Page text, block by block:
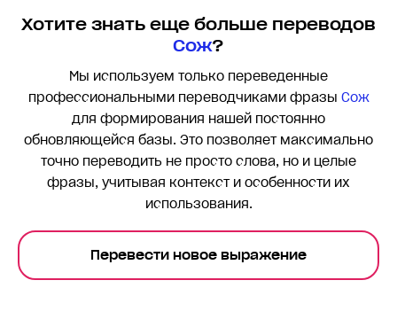
Хотите знать еще больше переводов
Сож?
Мы используем только переведенные
профессиональными переводчиками фразы Сож
для формирования нашей постоянно
обновляющейся базы. Это позволяет максимально
точно переводить не просто слова, но и целые
фразы, учитывая контекст и особенности их
использования.
Перевести новое выражение